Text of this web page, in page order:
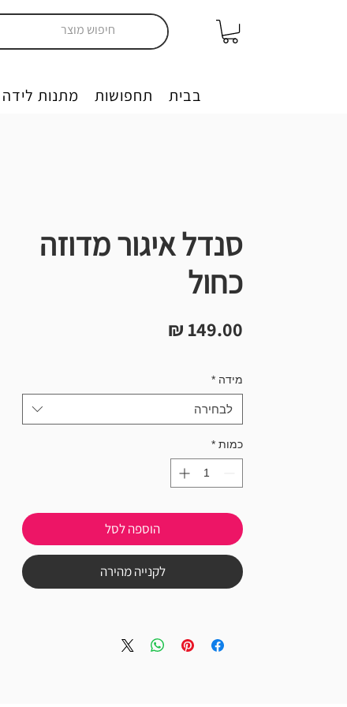
יצירה בבית תחפושות מתנות לידה
סנדל איגור מדוזה
כחול
מידה *
לבחירה
כמות *
הוספה לסל
לקנייה מהירה